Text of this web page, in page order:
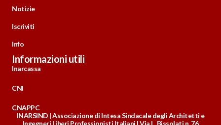
Notizie
Iscriviti
Info
Informazioni utili
Inarcassa
CNI
CNAPPC
INARSIND | Associazione di Intesa Sindacale degli Architetti e
Ingegneri Liberi Professionisti Italiani | Via L. Bissolati n. 76